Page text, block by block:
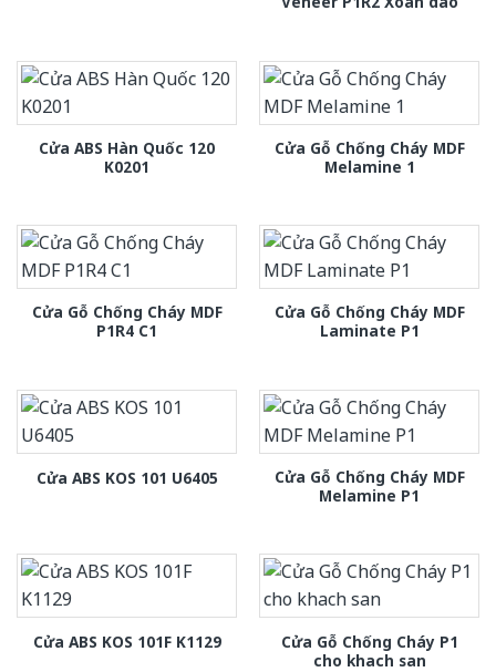
Cửa ABS Hàn Quốc 120
K0201
Cửa Gỗ Chống Cháy MDF
Melamine 1
Cửa Gỗ Chống Cháy MDF
P1R4 C1
Cửa Gỗ Chống Cháy MDF
Laminate P1
Cửa ABS KOS 101 U6405
Cửa Gỗ Chống Cháy MDF
Melamine P1
Cửa ABS KOS 101F K1129
Cửa Gỗ Chống Cháy P1
cho khach san